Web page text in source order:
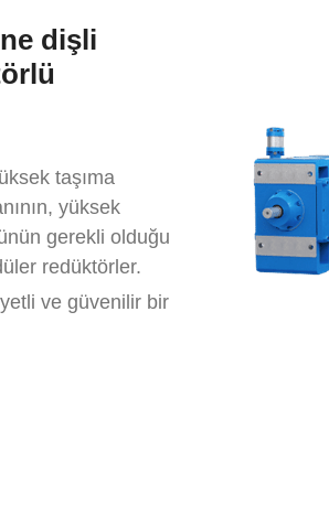
dişli
taşıma
yüksek
gerekli olduğu
redüktörler.
ve güvenilir bir